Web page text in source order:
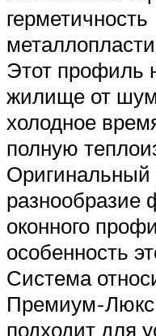
герметичность
Этот профиль
жилище от
холодное
полную
Оригинальный
разнообразие
оконного
особенность
Система
Премиум-
подходит для